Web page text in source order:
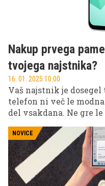
Nakup prvega
tvojega najstnika?
16. 01. 2025 10.00
Vaš najstnik je
telefon ni več le
del vsakdana. Ne gre
vrata v svet učenja,
Nakup prvega telefona
je dobro skrbno
točk, ki vam lahko
telefona za vašega
NOVICE